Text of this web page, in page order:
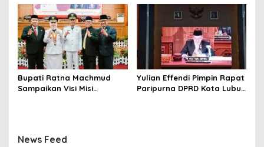
Fokus Perbaikan Pelayanan
Publik dan Penguatan
Ekonomi Daerah
Tahun 2024
Bupati Ratna Machmud
Sampaikan Visi Misi
Yulian Effendi Pimpin Rapat
Paripurna DPRD Kota Lubuk
News Feed